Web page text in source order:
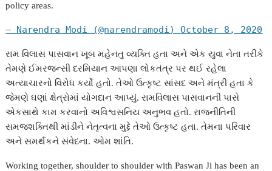
policy areas.
— Narendra Modi (@narendramodi)October 8, 2020
રામ વિલાસ પાસવાન ખૂબ મહેનતુ વ્યક્તિ હતા અને એક યુવા નેતા તરીકે
તેમણે ઈમરજન્સી દરમિયાન આપણા લોકતંત્ર પર થઈ રહેલા
અત્યાચારનો વિરોધ કર્યો હતો. તેઓ ઉત્કૃષ્ટ સાંસદ અને મંત્રી હતા કે
જેમણે ઘણાં ક્ષેત્રોમાં યોગદાન આપ્યું. રામવિલાસ પાસવાનની પાસે
એકસાથે કામ કરવાનો અવિશ્વસનિય અનુભવ હતો. રાજનીતિની
સમજશક્તિથી માંડીને નેતૃત્વના મુદ્દે તેઓ ઉત્કૃષ્ટ હતા. તેમના પરિવાર
અને સમર્થકને સંવેદના. ઓમ શાંતિ.
Working together, shoulder to shoulder with Paswan Ji has been an